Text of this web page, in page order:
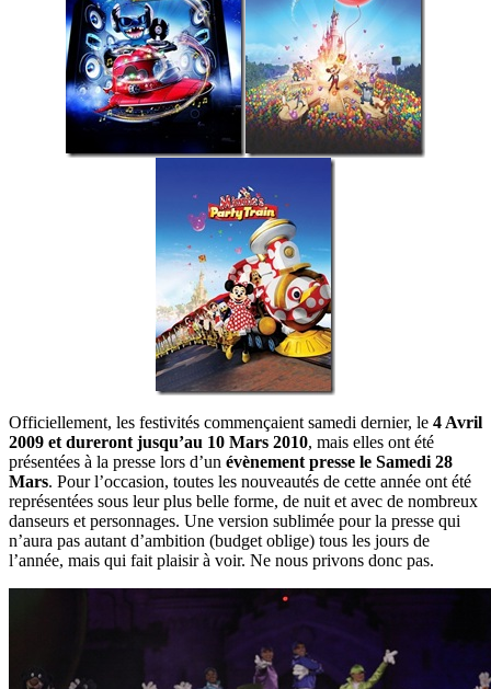
Officiellement, les festivités commençaient samedi dernier, le 4 Avril
2009 et dureront jusqu’au 10 Mars 2010, mais elles ont été
présentées à la presse lors d’un évènement presse le Samedi 28
Mars. Pour l’occasion, toutes les nouveautés de cette année ont été
représentées sous leur plus belle forme, de nuit et avec de nombreux
danseurs et personnages. Une version sublimée pour la presse qui
n’aura pas autant d’ambition (budget oblige) tous les jours de
l’année, mais qui fait plaisir à voir. Ne nous privons donc pas.